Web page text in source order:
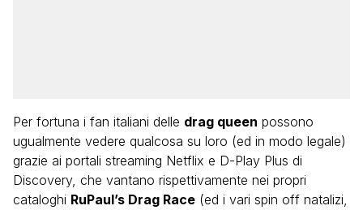
Per fortuna i fan italiani delle drag queen possono
ugualmente vedere qualcosa su loro (ed in modo legale)
grazie ai portali streaming Netflix e D-Play Plus di
Discovery, che vantano rispettivamente nei propri
cataloghi RuPaul’s Drag Race (ed i vari spin off natalizi,